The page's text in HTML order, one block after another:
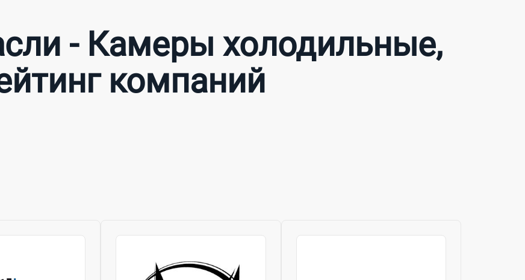
- Камеры холодильные,
компаний